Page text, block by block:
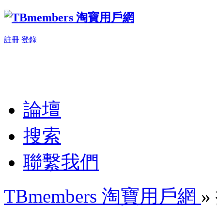
註冊 登錄
論壇
搜索
聯繫我們
TBmembers 淘寶用戶網 »